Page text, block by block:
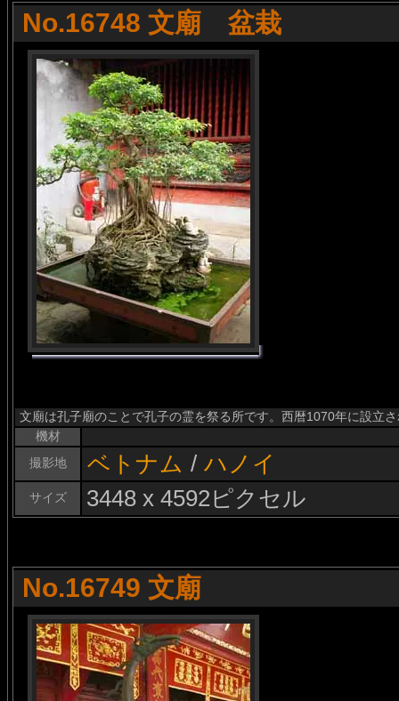
No.16748 文廟 盆栽
文廟は孔子廟のことで孔子の霊を祭る所です。西暦1070年に設立
機材
撮影地
ベトナム / ハノイ
サイズ 3448 x 4592ピクセル
No.16749 文廟